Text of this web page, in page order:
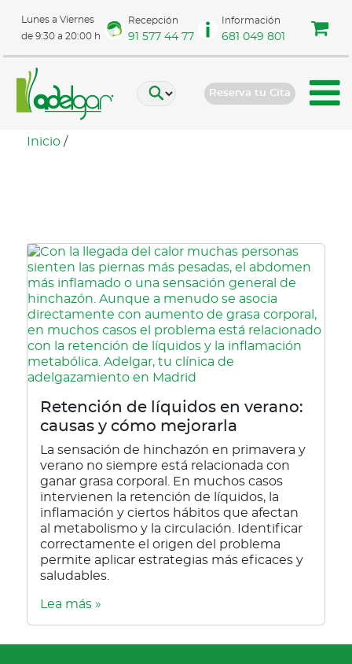
Lunes a Viernes
de 9:30 a 20:00 h
Recepción
91 577 44 77
Información
681 049 801
Reserva tu Cita
Inicio /
Retención de líquidos en verano:
causas y cómo mejorarla
La sensación de hinchazón en primavera y
verano no siempre está relacionada con
ganar grasa corporal. En muchos casos
intervienen la retención de líquidos, la
inflamación y ciertos hábitos que afectan
al metabolismo y la circulación. Identificar
correctamente el origen del problema
permite aplicar estrategias más eficaces y
saludables.
Lea más »